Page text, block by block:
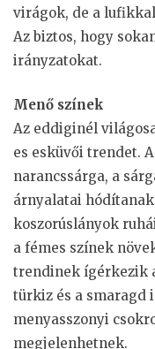
virágok, de a
Az biztos, hogy
irányzatokat.
Menő színek
Az eddiginél
es esküvői trendet.
narancssárga, a
árnyalatai hódítanak
koszorúslányok
a fémes színek
trendinek ígérkezik
türkiz és a smaragd
menyasszonyi
megjelenhetnek.